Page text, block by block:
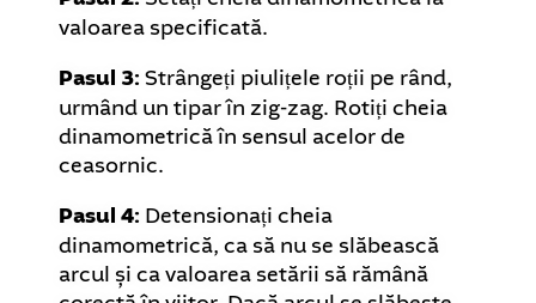
valoarea specificată.
Pasul 3:Strângeți piulițele roții pe rând,
urmând un tipar în zig-zag. Rotiți cheia
dinamometrică în sensul acelor de
ceasornic.
Pasul 4: Detensionați cheia
dinamometrică, ca să nu se slăbească
arcul și ca valoarea setării să rămână